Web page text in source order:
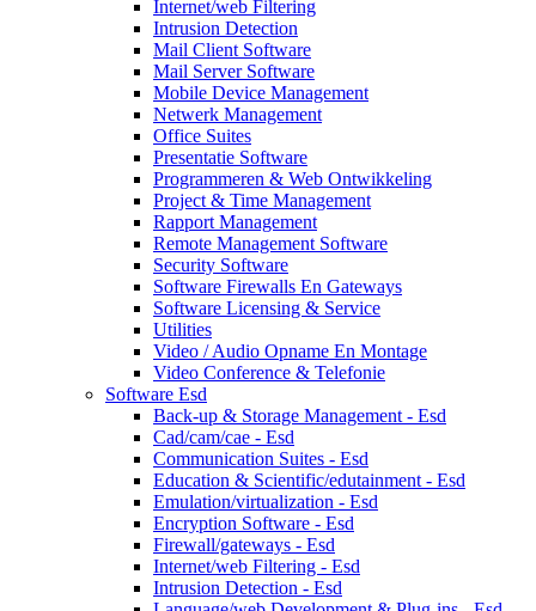
Internet/web Filtering
Intrusion Detection
Mail Client Software
Mail Server Software
Mobile Device Management
Netwerk Management
Office Suites
Presentatie Software
Programmeren & Web Ontwikkeling
Project & Time Management
Rapport Management
Remote Management Software
Security Software
Software Firewalls En Gateways
Software Licensing & Service
Utilities
Video / Audio Opname En Montage
Video Conference & Telefonie
Software Esd
Back-up & Storage Management - Esd
Cad/cam/cae - Esd
Communication Suites - Esd
Education & Scientific/edutainment - Esd
Emulation/virtualization - Esd
Encryption Software - Esd
Firewall/gateways - Esd
Internet/web Filtering - Esd
Intrusion Detection - Esd